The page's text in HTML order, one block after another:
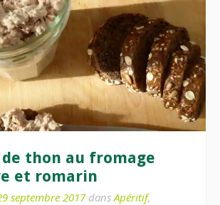
thon au fromage
et romarin
septembre 2017dansApéritif,